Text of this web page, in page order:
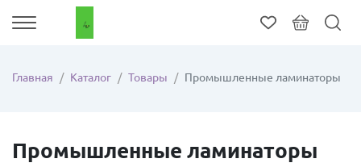
Главная Каталог Товары Промышленные ламинаторы
Промышленные ламинаторы